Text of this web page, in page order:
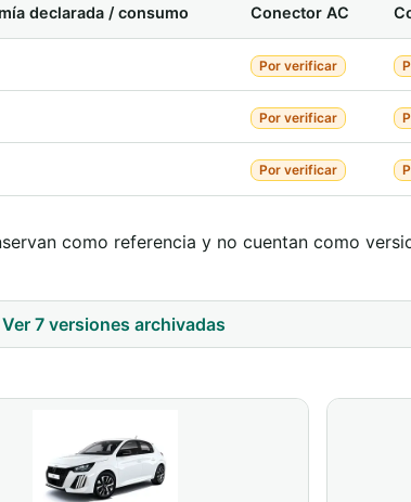
declarada / consumo Conector AC
Por verificar
Por verificar
Por verificar
como referencia y no cuentan como
Ver 7 versiones archivadas